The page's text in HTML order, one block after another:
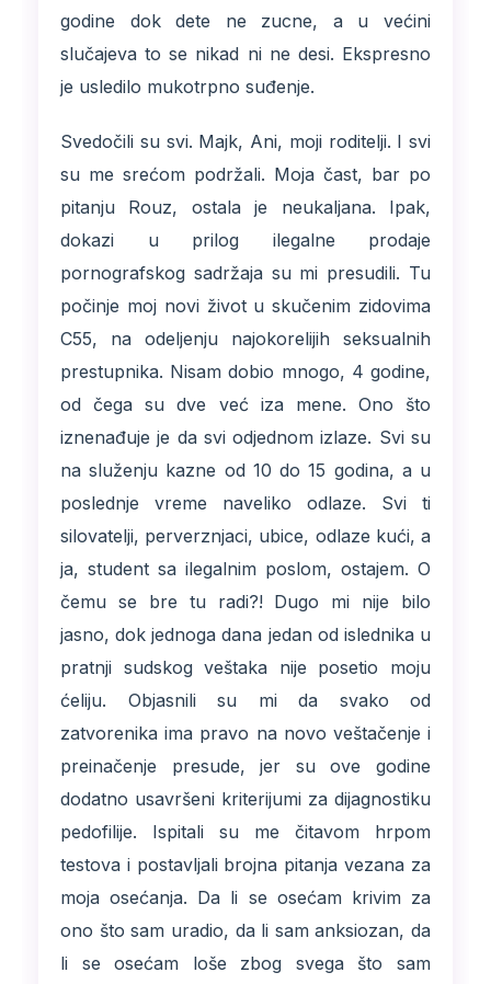
godine dok dete ne zucne, a u većini
slučajeva to se nikad ni ne desi. Ekspresno
je usledilo mukotrpno suđenje.
Svedočili su svi. Majk, Ani, moji roditelji. I svi
su me srećom podržali. Moja čast, bar po
pitanju Rouz, ostala je neukaljana. Ipak,
dokazi u prilog ilegalne prodaje
pornografskog sadržaja su mi presudili. Tu
počinje moj novi život u skučenim zidovima
C55, na odeljenju najokorelijih seksualnih
prestupnika. Nisam dobio mnogo, 4 godine,
od čega su dve već iza mene. Ono što
iznenađuje je da svi odjednom izlaze. Svi su
na služenju kazne od 10 do 15 godina, a u
poslednje vreme naveliko odlaze. Svi ti
silovatelji, perverznjaci, ubice, odlaze kući, a
ja, student sa ilegalnim poslom, ostajem. O
čemu se bre tu radi?! Dugo mi nije bilo
jasno, dok jednoga dana jedan od islednika u
pratnji sudskog veštaka nije posetio moju
ćeliju. Objasnili su mi da svako od
zatvorenika ima pravo na novo veštačenje i
preinačenje presude, jer su ove godine
dodatno usavršeni kriterijumi za dijagnostiku
pedofilije. Ispitali su me čitavom hrpom
testova i postavljali brojna pitanja vezana za
moja osećanja. Da li se osećam krivim za
ono što sam uradio, da li sam anksiozan, da
li se osećam loše zbog svega što sam